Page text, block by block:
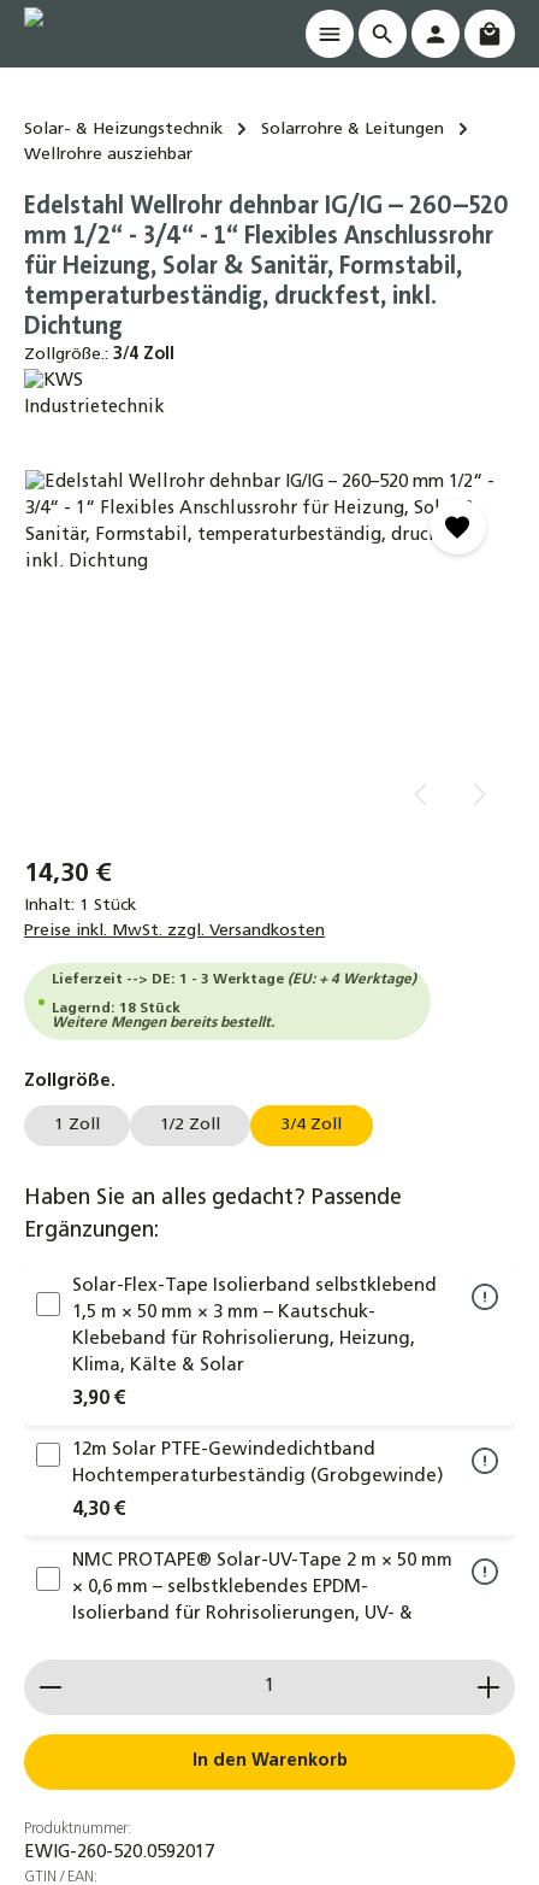
springen
Solar- & Heizungstechnik
Solarrohre & Leitungen
Wellrohre ausziehbar
Edelstahl Wellrohr dehnbar IG/IG – 260–520
mm 1/2“ - 3/4“ - 1“ Flexibles Anschlussrohr
für Heizung, Solar & Sanitär, Formstabil,
temperaturbeständig, druckfest, inkl.
Dichtung
Zollgröße.: 3/4 Zoll
Bildergalerie überspringen
14,30 €
Inhalt: 1 Stück
Preise inkl. MwSt. zzgl. Versandkosten
Lieferzeit --> DE: 1 - 3 Werktage (EU: + 4 Werktage)
Lagernd: 18 Stück
Weitere Mengen bereits bestellt.
Zollgröße.
1 Zoll 1/2 Zoll 3/4 Zoll
Haben Sie an alles gedacht? Passende
Ergänzungen:
Solar-Flex-Tape Isolierband selbstklebend
1,5 m × 50 mm × 3 mm – Kautschuk-
Klebeband für Rohrisolierung, Heizung,
Klima, Kälte & Solar
3,90 €
12m Solar PTFE-Gewindedichtband
Hochtemperaturbeständig (Grobgewinde)
4,30 €
NMC PROTAPE® Solar-UV-Tape 2 m × 50 mm
× 0,6 mm – selbstklebendes EPDM-
Isolierband für Rohrisolierungen, UV- &
Solarliquid bis -28°C
4er-Set 3/4 Zoll Überwurfmuttern DN16
Edelstahlwellrohr + Segmentringe &
Produkt Anzahl: Gib den gewünschten Wert ein
In den Warenkorb
Produktnummer:
EWIG-260-520.0592017
GTIN / EAN: